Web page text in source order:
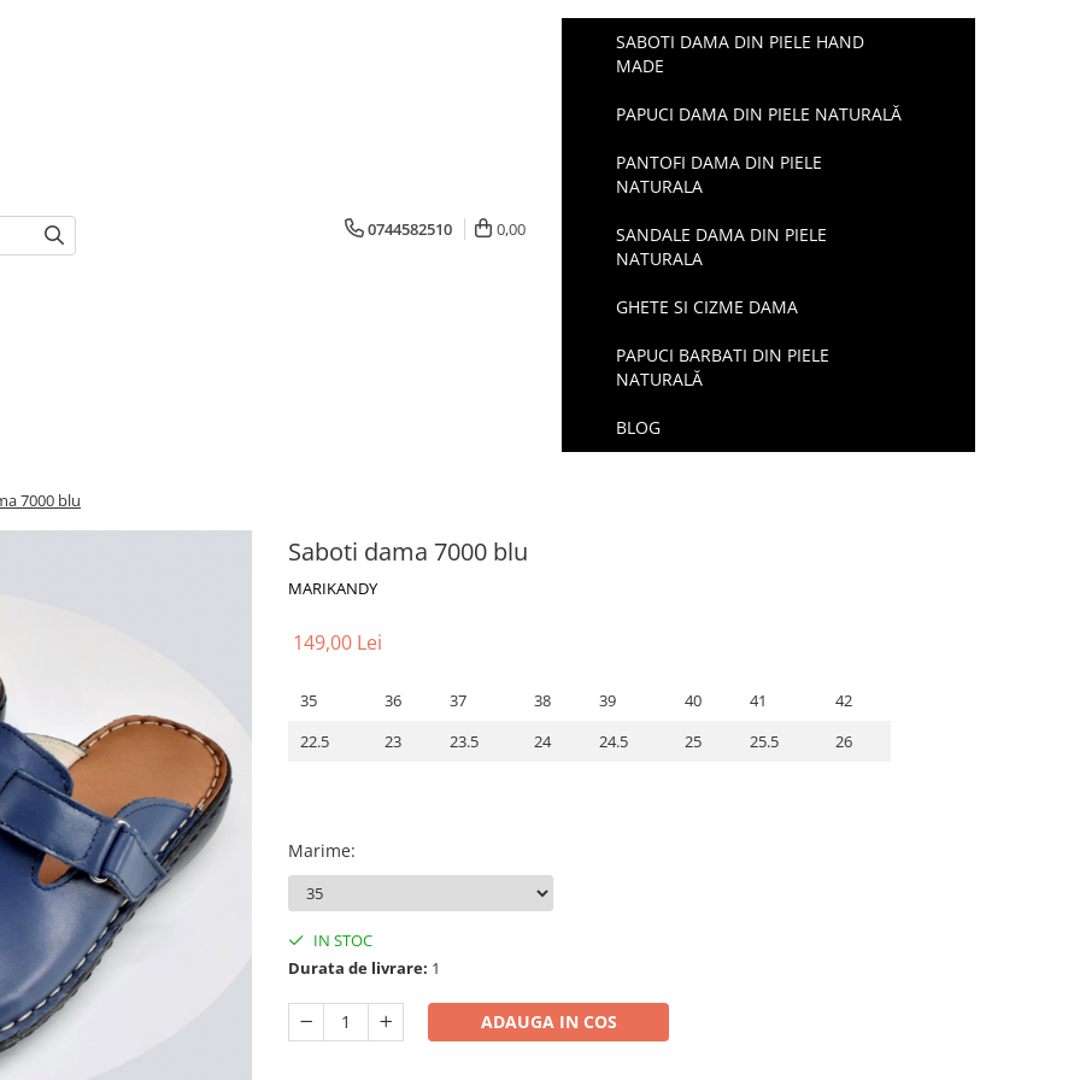
0744582510 0,00
SABOTI DAMA DIN PIELE HAND
MADE
PAPUCI DAMA DIN PIELE NATURALĂ
PANTOFI DAMA DIN PIELE
NATURALA
SANDALE DAMA DIN PIELE
NATURALA
GHETE SI CIZME DAMA
PAPUCI BARBATI DIN PIELE
NATURALĂ
BLOG
7000 blu
Saboti dama 7000 blu
MARIKANDY
149,00 Lei
35 36 37 38 39 40 41
42
22.5
23 23.5 24 24.5 25 25.5 26
Marime:
IN STOC
Durata de livrare: 1
ADAUGA IN COS